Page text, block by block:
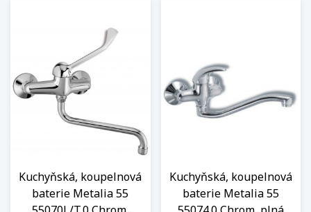
Kuchyňská, koupelnová
baterie Metalia 55
Kuchyňská, koupelnová
baterie Metalia 55